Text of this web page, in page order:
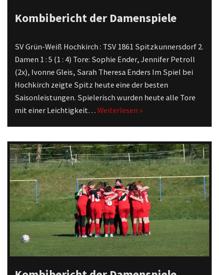
Kombibericht der Damenspiele
SV Grün-Weiß Hochkirch : TSV 1861 Spitzkunnersdorf 2.
Damen 1 : 5 (1 : 4) Tore: Sophie Ender, Jennifer Petroll
(2x), Ivonne Gleis, Sarah Theresa Enders Im Spiel bei
Hochkirch zeigte Spitz heute eine der besten
Saisonleistungen. Spielerisch wurden heute alle Tore
mit einer Leichtigkeit…Weiterlesen »